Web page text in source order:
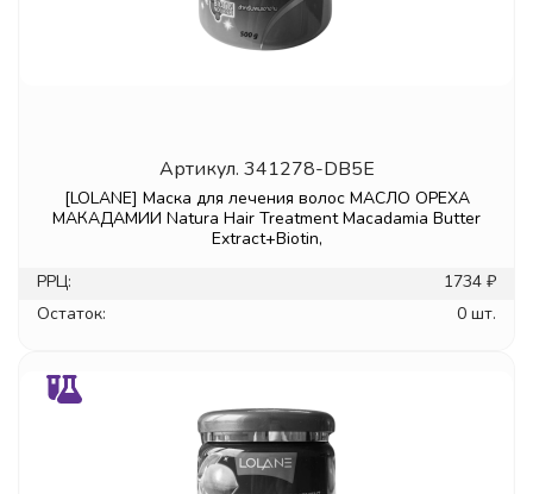
Артикул. 341278-DB5E
[LOLANE] Маска для лечения волос МАСЛО ОРЕХА
МАКАДАМИИ Natura Hair Treatment Macadamia Butter
Extract+Biotin,
РРЦ:
1734 ₽
Остаток:
0 шт.